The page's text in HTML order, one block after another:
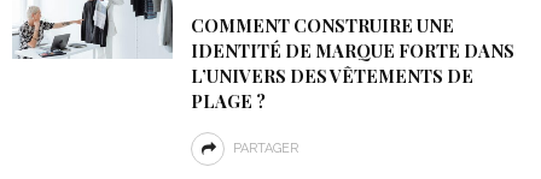
COMMENT CONSTRUIRE UNE
IDENTITÉ DE MARQUE FORTE DANS
L’UNIVERS DES VÊTEMENTS DE
PLAGE ?
PARTAGER